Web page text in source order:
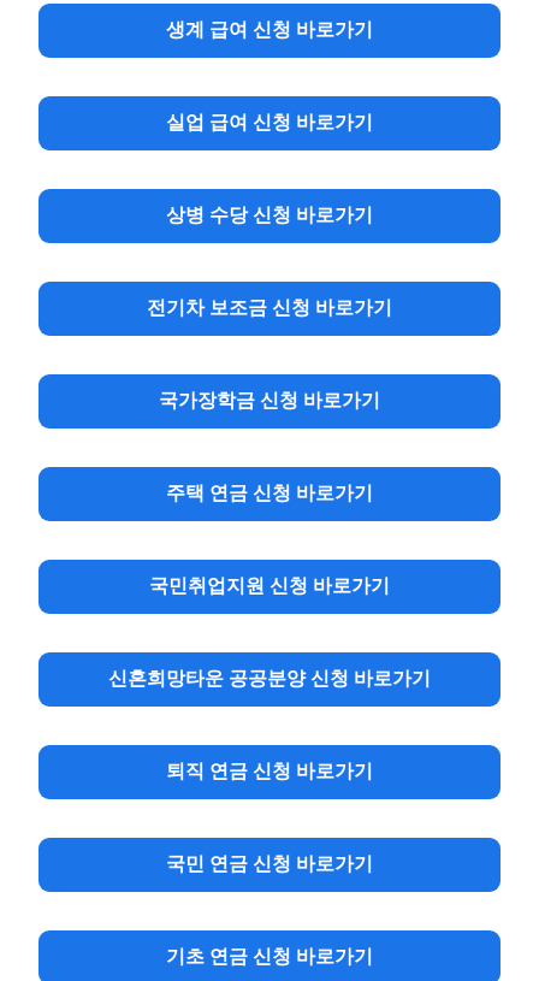
생계 급여 신청바로가기
실업 급여 신청바로가기
상병 수당 신청바로가기
전기차 보조금 신청바로가기
국가장학금 신청바로가기
주택 연금 신청바로가기
국민취업지원 신청바로가기
신혼희망타운 공공분양 신청바로가기
퇴직 연금 신청바로가기
국민 연금신청바로가기
기초 연금신청바로가기